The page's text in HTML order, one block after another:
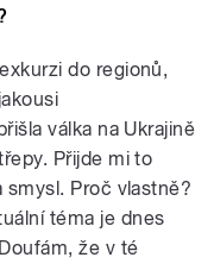
do regionů,
válka na Ukrajině
Přijde mi to
smysl. Proč vlastně?
téma je dnes
že v té